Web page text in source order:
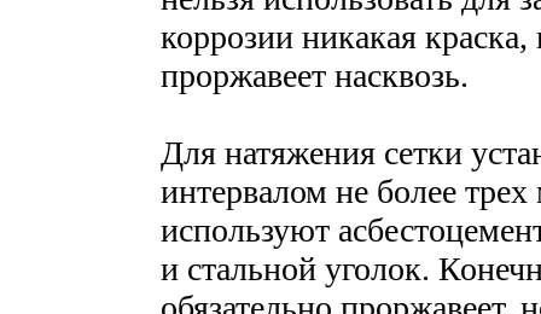
коррозии никакая
проржавеет насквозь.
Для натяжения сетки
интервалом не более
используют
и стальной уголок.